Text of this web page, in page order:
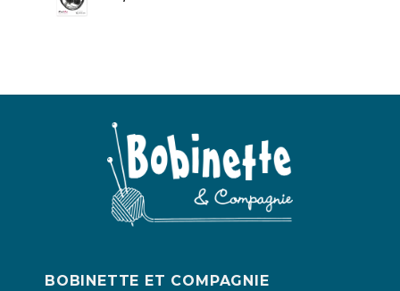
BOBINETTE ET COMPAGNIE